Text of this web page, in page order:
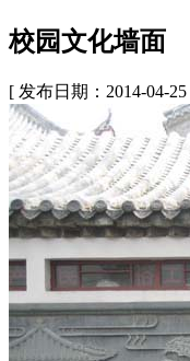
校园文化墙面
[ 发布日期：2014-04-